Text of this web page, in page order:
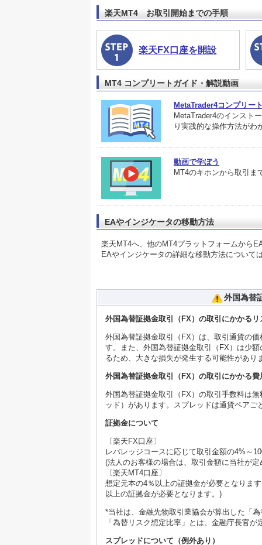
楽天MT4 お取引開始までの手順
楽天FX口座を開設
MT4 コンプリートガイド・解説動画
MetaTrader4コンプリー
MetaTrader4のインスト
り実践的な操作方法がわ
動画で学ぼう
MT4のキホンから取引ま
EAやインジケータの移動方法
楽天MT4へ、他のMT4プラットフォームから
EAやインジケータの詳細な移動方法について
外国為替
外国為替証拠金取引（FX）の取引にかかるリ
外国為替証拠金取引（FX）は、取引通貨の
す。また、外国為替証拠金取引（FX）は少
るため、大きな損失が発生する可能性があ
外国為替証拠金取引（FX）の取引にかかる費
外国為替証拠金取引（FX）の取引手数料は
ッド）があります。スプレッドは通貨ペア
証拠金について
〔楽天FX口座〕
レバレッジコースに応じて取引金額の4%～
(法人のお客様の場合は、取引金額に当社が
〔楽天MT4口座〕
想定元本の4％以上の証拠金が必要となりま
以上の証拠金が必要となります。)
*当社は、金融先物取引業協会が算出した「
「為替リスク想定比率」とは、金融庁長官
スプレッドについて（例外あり）